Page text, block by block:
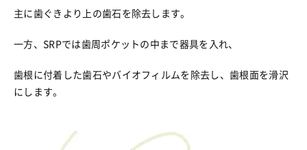
主に歯ぐきより上の歯石を除去します。
一方、SRPでは歯周ポケットの中まで器具を入れ、
歯根に付着した歯石やバイオフィルムを除去し、歯根面を滑沢
にします。